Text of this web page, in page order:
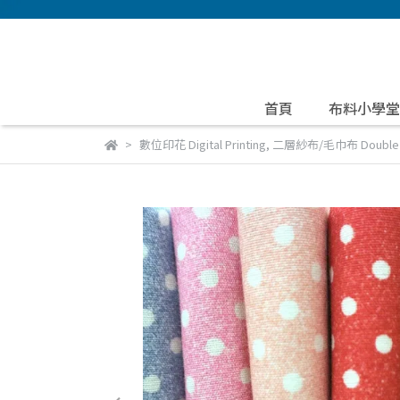
首頁 布料小學堂
數位印花 Digital Printing, 二層紗布/毛巾布